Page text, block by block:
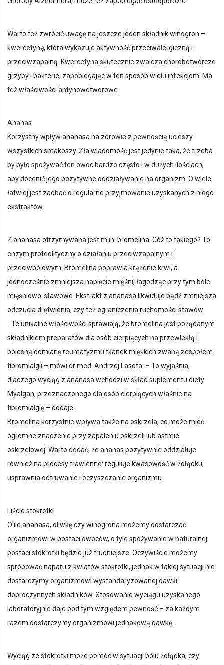
Warto też zwrócić uwagę na jeszcze jeden składnik winogron –
kwercetynę, która wykazuje aktywność przeciwalergiczną i
przeciwzapalną. Kwercetyna skutecznie zwalcza chorobotwórcze
grzyby i bakterie, zapobiegając w ten sposób wielu infekcjom. Ma
też właściwości antynowotworowe.
Ananas
Korzystny wpływ ananasa na zdrowie z pewnością ucieszy
wszystkich smakoszy. Zła wiadomość jest jedynie taka, że trzeba
by było spożywać ten owoc bardzo często i w dużych ilościach,
aby docenić jego pozytywne oddziaływanie na organizm. O wiele
łatwiej jest zadbać o regularne przyjmowanie uzyskanych z niego
ekstraktów.
Z ananasa otrzymywana jest m.in. bromelina. Cóż to takiego? To
enzym proteolityczny o działaniu przeciwzapalnym i
przeciwbólowym. Bromelina poprawia krążenie krwi, a
jednocześnie zmniejsza napięcie mięśni, łagodząc przy tym bóle
mięśniowo-stawowe. Ekstrakt z ananasa likwiduje bądź zmniejsza
odczucia drętwienia, czy też ograniczenia ruchomości stawów.
- Te unikalne właściwości sprawiają, że bromelina jest pożądanym
składnikiem preparatów dla osób cierpiących na przewlekłą i
bolesną odmianę reumatyzmu tkanek miękkich zwaną zespołem
fibromialgii – mówi dr med. Andrzej Lasota. – To wyjaśnia,
dlaczego wyciąg z ananasa wchodzi w skład suplementu diety
Myalgan, przeznaczonego dla osób cierpiących właśnie na
fibromialgię – dodaje.
Bromelina korzystnie wpływa także na oskrzela, co może mieć
ogromne znaczenie przy zapaleniu oskrzeli lub astmie
oskrzelowej. Warto dodać, że ananas pozytywnie oddziałuje
również na procesy trawienne: reguluje kwasowość w żołądku,
usprawnia odtruwanie i oczyszczanie organizmu.
Liście stokrotki
O ile ananasa, oliwkę czy winogrona możemy dostarczać
organizmowi w postaci owoców, o tyle spożywanie w naturalnej
postaci stokrotki będzie już trudniejsze. Oczywiście możemy
spróbować naparu z kwiatów stokrotki, jednak w takiej sytuacji nie
dostarczymy organizmowi wystandaryzowanej dawki
dobroczynnych składników. Stosowanie wyciągu uzyskanego
laboratoryjnie daje pod tym względem pewność – za każdym
razem dostarczymy organizmowi jednakową dawkę.
Wyciąg ze stokrotki może pomóc w sytuacji bólu żołądka, czy